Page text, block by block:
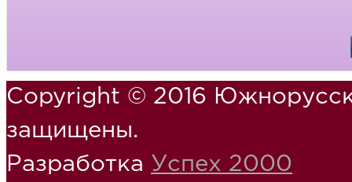
Copyright © 2016
защищены.
Разработка Успех 2000